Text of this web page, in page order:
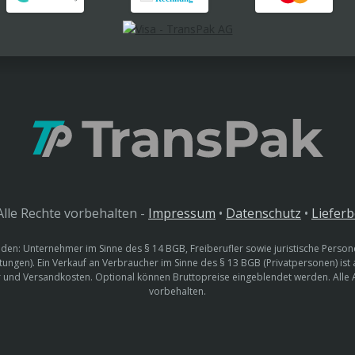
Rechte vorbehalten - Impressum • Datenschutz •
Unternehmer im Sinne des § 14 BGB, Freiberufler sowie juristische
Ein Verkauf an Verbraucher im Sinne des § 13 BGB (Privatpersonen)
Versandkosten. Optional können Bruttopreise eingeblendet werden.
vorbehalten.